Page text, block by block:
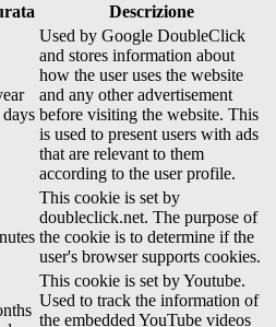
Descrizione
days
Used by Google DoubleClick
and stores information about
how the user uses the website
and any other advertisement
before visiting the website. This
is used to present users with ads
that are relevant to them
according to the user profile.
This cookie is set by
doubleclick.net. The purpose of
the cookie is to determine if the
user's browser supports cookies.
This cookie is set by Youtube.
Used to track the information of
the embedded YouTube videos